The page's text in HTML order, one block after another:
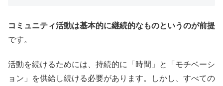
コミュニティ活動は基本的に継続的なものというのが前提
です。
活動を続けるためには、持続的に「時間」と「モチベーシ
ョン」を供給し続ける必要があります。しかし、すべての